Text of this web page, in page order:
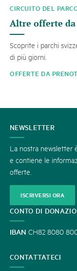
CIRCUITO DEL
Altre offerte
Scoprite i parchi
di più giorni.
OFFERTE DA
CONTATTATECI
NEWSLETTER
La nostra newsletter
e contiene le
offerte.
ISCRIVERSI ORA
CONTO DI
IBAN CH82 8080
CONTATTATECI